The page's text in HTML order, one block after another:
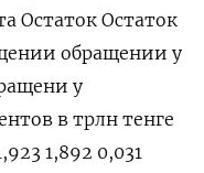
Остаток Остаток
обращении у
у
в трлн тенге
1,892 0,031